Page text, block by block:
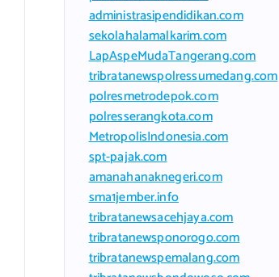
administrasipendidikan.com
sekolahalamalkarim.com
LapAspeMudaTangerang.com
tribratanewspolressumedang.com
polresmetrodepok.com
polresserangkota.com
MetropolisIndonesia.com
spt-pajak.com
amanahanaknegeri.com
sma1jember.info
tribratanewsacehjaya.com
tribratanewsponorogo.com
tribratanewspemalang.com